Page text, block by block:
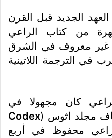
الجديد قبل القرن
من كتاب الراعي
غير معروف في الشرق
في الترجمة اللاتينية
كان مجهولا في
مجلد اثوس (Codex
محفوظ في أربع